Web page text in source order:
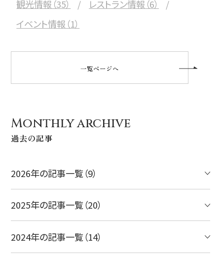
観光情報（35）
レストラン情報（6）
イベント情報（1）
一覧ページへ
Monthly archive
過去の記事
2026年の記事一覧（9）
2025年の記事一覧（20）
2024年の記事一覧（14）